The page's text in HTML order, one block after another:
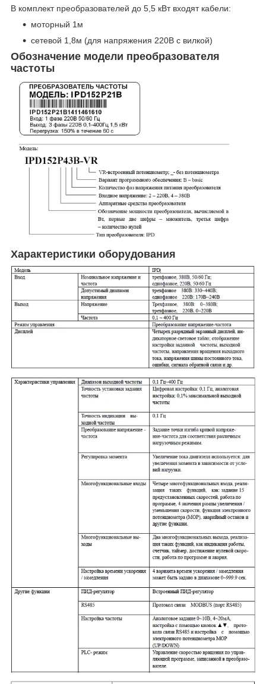
В комплект преобразователей до 5,5 кВт входят кабели:
моторный 1м
сетевой 1,8м (для напряжения 220В с вилкой)
Обозначение модели преобразователя
частоты
Характеристики оборудования